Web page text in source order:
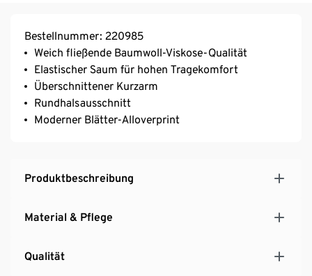
Bestellnummer: 220985
Weich fließende Baumwoll-Viskose-Qualität
Elastischer Saum für hohen Tragekomfort
Überschnittener Kurzarm
Rundhalsausschnitt
Moderner Blätter-Alloverprint
Produktbeschreibung
Material & Pflege
Qualität